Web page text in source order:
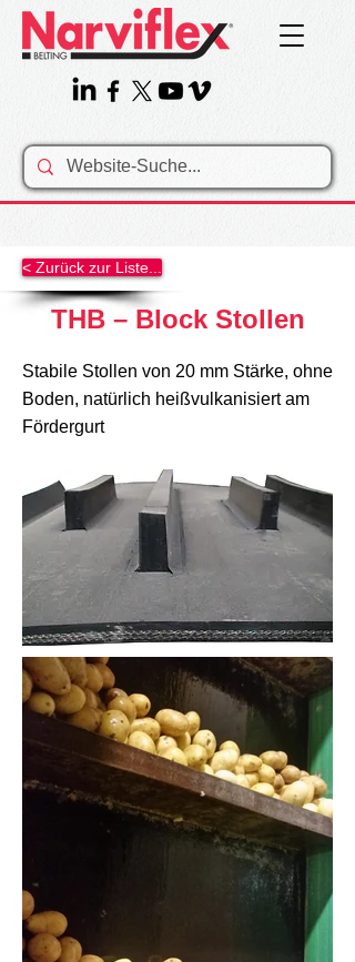
< Zurück zur Liste...
THB – Block Stollen
Stabile Stollen von 20 mm Stärke, ohne
Boden, natürlich heißvulkanisiert am
Fördergurt